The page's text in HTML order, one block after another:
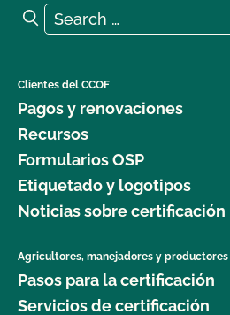
Search for:
Search
Clientes del CCOF
Pagos y renovaciones
Recursos
Formularios OSP
Etiquetado y logotipos
Noticias sobre certificación
Agricultores, manejadores y
Pasos para la certificación
Servicios de certificación